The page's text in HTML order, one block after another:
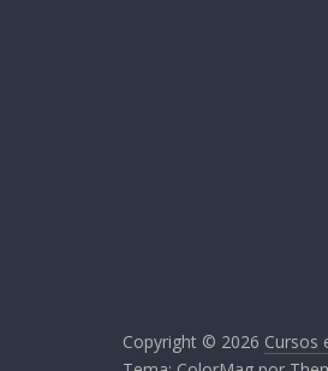
Copyright © 2026 Cursos